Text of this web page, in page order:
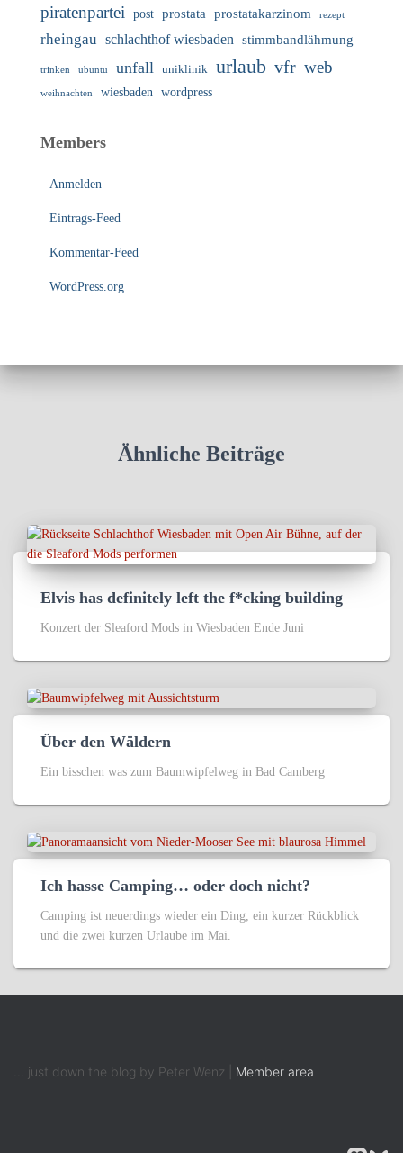
piratenpartei post prostata prostatakarzinom rezept
rheingau schlachthof wiesbaden stimmbandlähmung
trinken ubuntu unfall uniklinik urlaub vfr web
weihnachten wiesbaden wordpress
Members
Anmelden
Eintrags-Feed
Kommentar-Feed
WordPress.org
Ähnliche Beiträge
Elvis has definitely left the f*cking building
Konzert der Sleaford Mods in Wiesbaden Ende Juni
Über den Wäldern
Ein bisschen was zum Baumwipfelweg in Bad Camberg
Ich hasse Camping… oder doch nicht?
Camping ist neuerdings wieder ein Ding, ein kurzer Rückblick
und die zwei kurzen Urlaube im Mai.
... just down the blog by Peter Wenz | Member area
MASTODON